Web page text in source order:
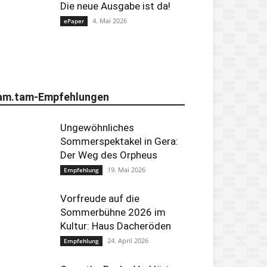
Die neue Ausgabe ist da!
ePaper 4. Mai 2026
Empfehlungen
Ungewöhnliches
Sommerspektakel in Gera:
Der Weg des Orpheus
Empfehlung 19. Mai 2026
Vorfreude auf die
Sommerbühne 2026 im
Kultur: Haus Dacheröden
Empfehlung 24. April 2026